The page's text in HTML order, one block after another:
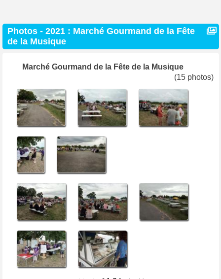
Photos - 2021 : Marché Gourmand de la Fête
de la Musique
Marché Gourmand de la Fête de la Musique
(15 photos)